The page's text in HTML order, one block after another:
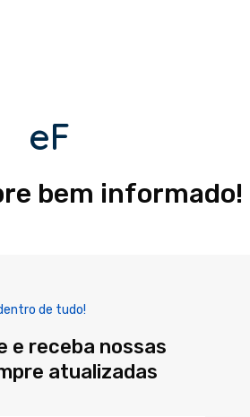
eF
bem informado!
de tudo!
e receba nossas
atualizadas